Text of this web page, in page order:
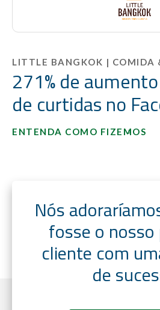
LITTLE BANGKOK | COMIDA
271% de
de curtidas no
ENTENDA COMO FIZEMOS
Nós
fosse o
cliente com
de